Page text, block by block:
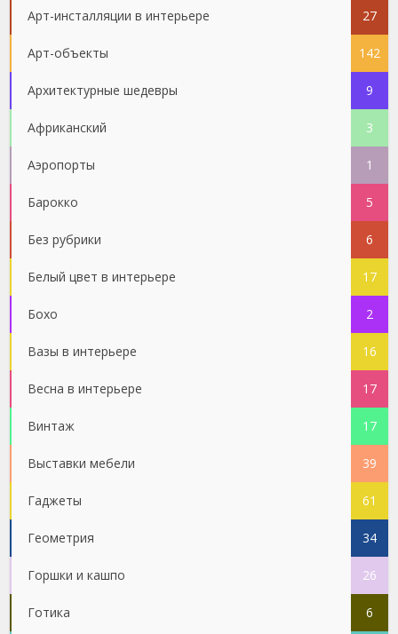
Арт-инсталляции в интерьере 27
Арт-объекты 142
Архитектурные шедевры 9
Африканский 3
Аэропорты 1
Барокко 5
Без рубрики 6
Белый цвет в интерьере 17
Бохо 2
Вазы в интерьере 16
Весна в интерьере 17
Винтаж 17
Выставки мебели 39
Гаджеты 61
Геометрия 34
Горшки и кашпо 26
Готика 6